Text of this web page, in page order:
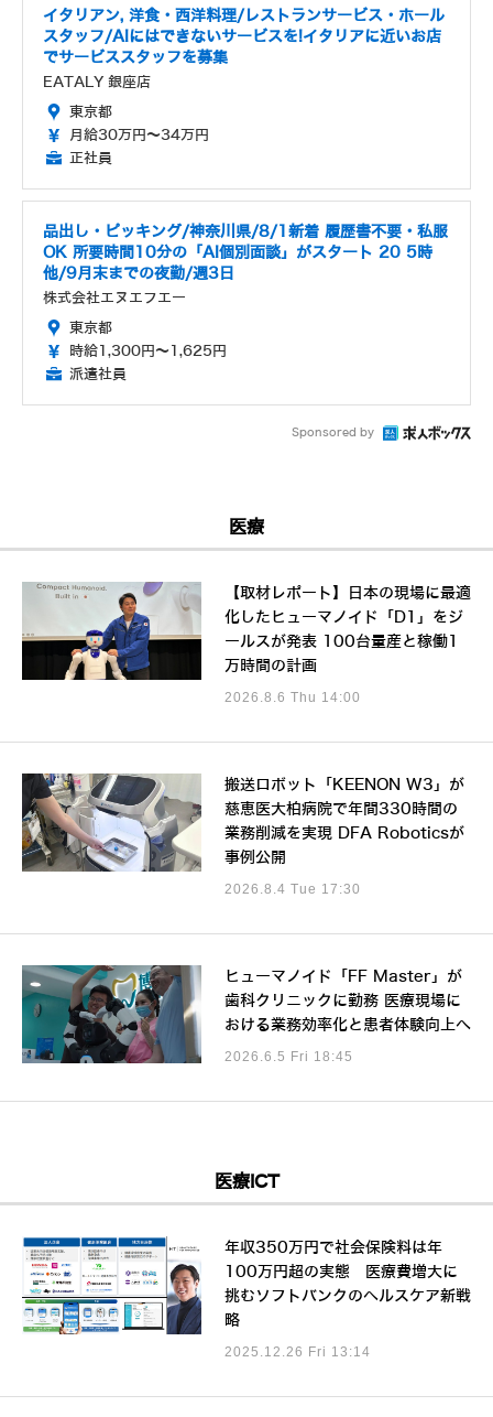
イタリアン, 洋食・西洋料理/レストランサービス・ホール
スタッフ/AIにはできないサービスを!イタリアに近いお店
でサービススタッフを募集
EATALY 銀座店
東京都
月給30万円～34万円
正社員
品出し・ピッキング/神奈川県/8/1新着 履歴書不要・私服
OK 所要時間10分の「AI個別面談」がスタート 20 5時
他/9月末までの夜勤/週3日
株式会社エヌエフエー
東京都
時給1,300円～1,625円
派遣社員
Sponsored by
医療
【取材レポート】日本の現場に最適
化したヒューマノイド「D1」をジ
ールスが発表 100台量産と稼働1
万時間の計画
2026.8.6 Thu 14:00
搬送ロボット「KEENON W3」が
慈恵医大柏病院で年間330時間の
業務削減を実現 DFA Roboticsが
事例公開
2026.8.4 Tue 17:30
ヒューマノイド「FF Master」が
歯科クリニックに勤務 医療現場に
おける業務効率化と患者体験向上へ
2026.6.5 Fri 18:45
医療ICT
年収350万円で社会保険料は年
100万円超の実態 医療費増大に
挑むソフトバンクのヘルスケア新戦
略
2025.12.26 Fri 13:14